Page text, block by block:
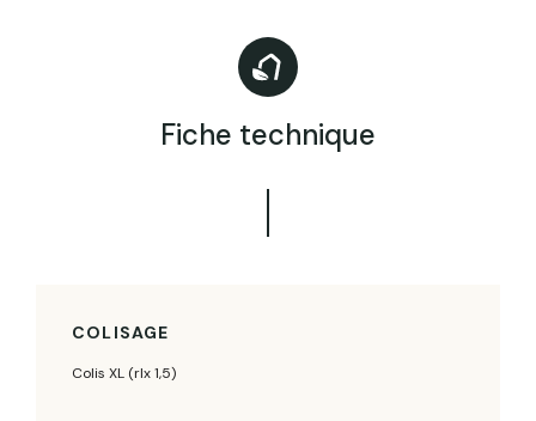
Fiche technique
COLISAGE
Colis XL (rlx 1,5)